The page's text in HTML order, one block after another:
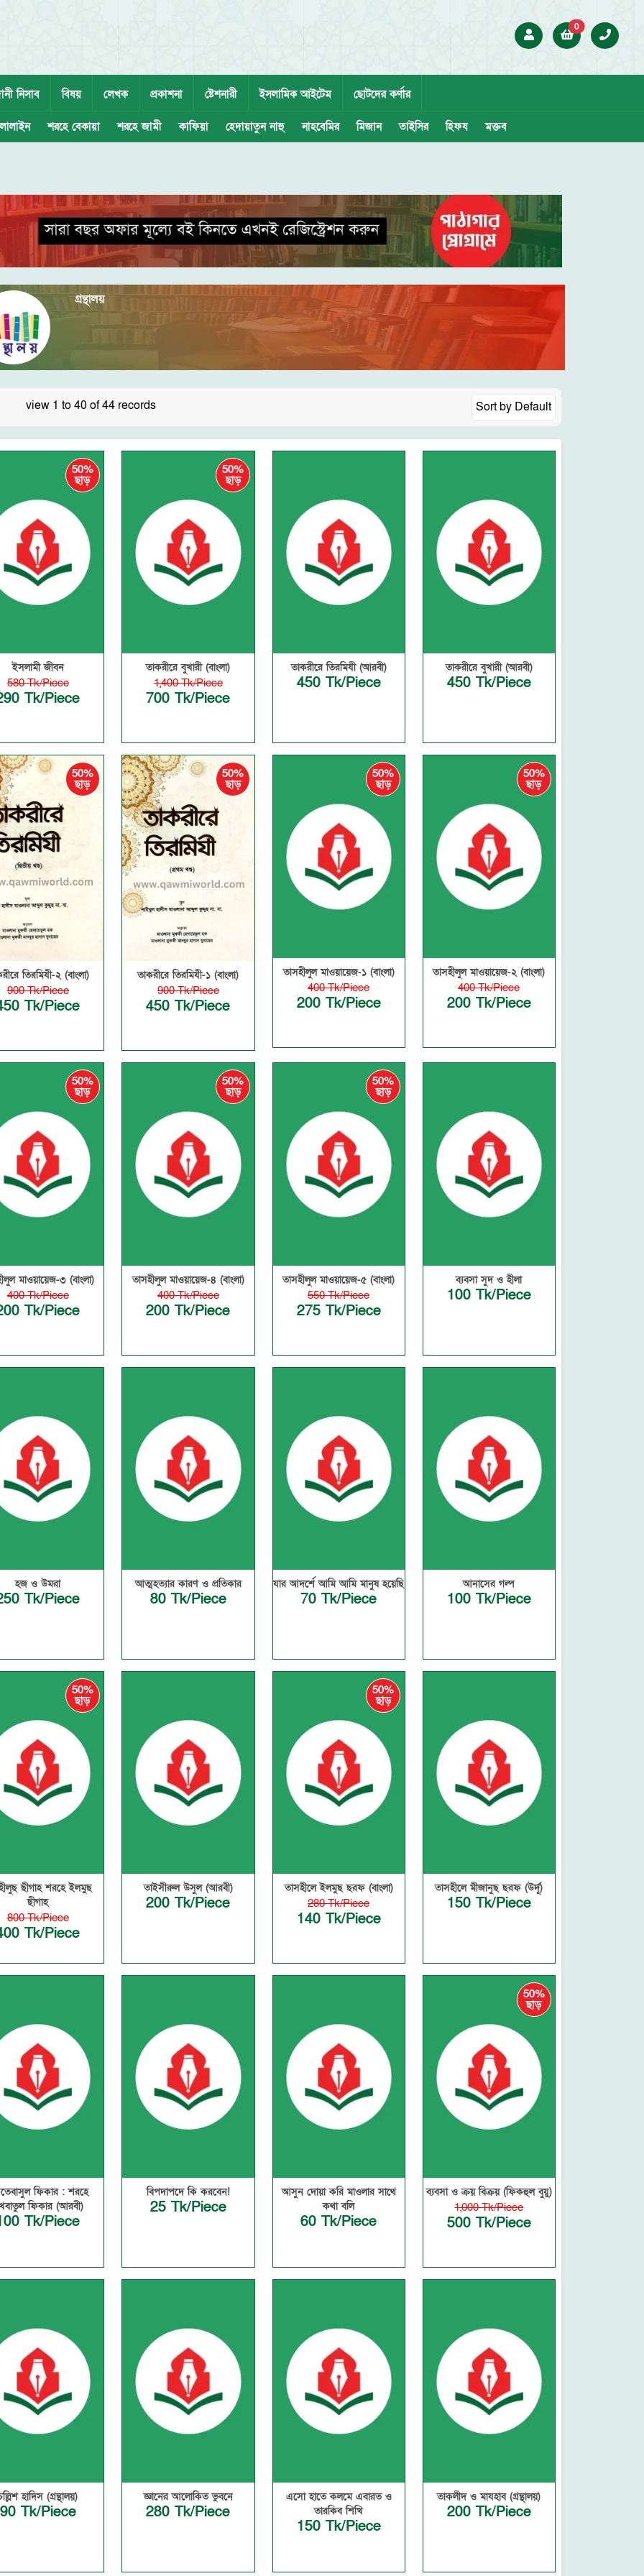
0
নিসাব বিষয় লেখক প্রকাশনা ষ্টেশনারী ইসলামিক আইটেম ছোটদের কর্ণার
শরহে বেকায়া শরহে জামী কাফিয়া হেদায়াতুন নাহু নাহবেমির মিজান তাইসির হিফয মক্তব
গ্রন্থালয়
view 1 to 40 of 44 records Sort by Default
50%
ছাড়
ইসলামী জীবন
580 Tk/Piece
Tk/Piece
50%
ছাড়
তাকরীরে বুখারী (বাংলা)
1,400 Tk/Piece
700 Tk/Piece
তাকরীরে তিরমিযী (আরবী)
450 Tk/Piece
তাকরীরে বুখারী (আরবী)
450 Tk/Piece
50%
ছাড়
তিরমিযী-২ (বাংলা)
900 Tk/Piece
Tk/Piece
50%
ছাড়
তাকরীরে তিরমিযী-১ (বাংলা)
900 Tk/Piece
450 Tk/Piece
50%
ছাড়
তাসহীলুল মাওয়ায়েজ-১ (বাংলা)
400 Tk/Piece
200 Tk/Piece
50%
ছাড়
তাসহীলুল মাওয়ায়েজ-২ (বাংলা)
400 Tk/Piece
200 Tk/Piece
50%
ছাড়
মাওয়ায়েজ-৩ (বাংলা)
400 Tk/Piece
Tk/Piece
50%
ছাড়
তাসহীলুল মাওয়ায়েজ-৪ (বাংলা)
400 Tk/Piece
200 Tk/Piece
50%
ছাড়
তাসহীলুল মাওয়ায়েজ-৫ (বাংলা)
550 Tk/Piece
275 Tk/Piece
ব্যবসা সুদ ও হীলা
100 Tk/Piece
হজ ও উমরা
Tk/Piece
আত্মহত্যার কারণ ও প্রতিকার
80 Tk/Piece
যার আদর্শে আমি আমি মানুষ হয়েছি
70 Tk/Piece
আনাসের গল্প
100 Tk/Piece
50%
ছাড়
ছীগাহ শরহে ইলমুছ
ছীগাহ
800 Tk/Piece
Tk/Piece
তাইসীরুল উসুল (আরবী)
200 Tk/Piece
50%
ছাড়
তাসহীলে ইলমুছ ছরফ (বাংলা)
280 Tk/Piece
140 Tk/Piece
তাসহীলে মীজানুছ ছরফ (উর্দূ)
150 Tk/Piece
ফিকার : শরহে
ফিকার (আরবী)
Tk/Piece
বিপদাপদে কি করবেন!
25 Tk/Piece
আসুন দোয়া করি মাওলার সাথে
কথা বলি
60 Tk/Piece
50%
ছাড়
ব্যবসা ও ক্রয় বিক্রয় (ফিকহুল বুয়ু)
1,000 Tk/Piece
500 Tk/Piece
হাদিস (গ্রন্থালয়)
90 Tk/Piece
জ্ঞানের আলোকিত ভুবনে
280 Tk/Piece
এসো হাতে কলমে এবারত ও
তারকিব শিখি
150 Tk/Piece
তাকলীদ ও মাযহাব (গ্রন্থালয়)
200 Tk/Piece